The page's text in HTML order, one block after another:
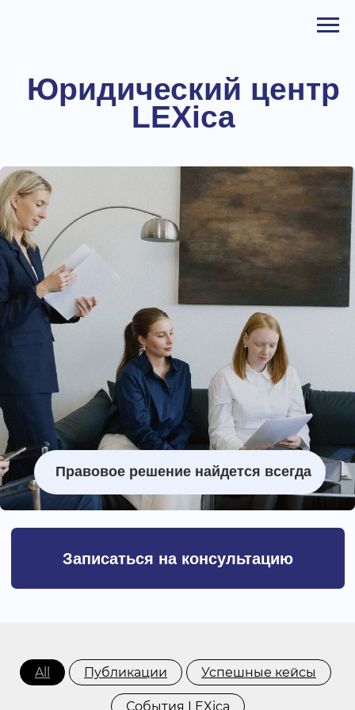
LEXica
Записаться на консультацию
Правовое решение найдется всегда
All Публикации Успешные кейсы
События LEXica